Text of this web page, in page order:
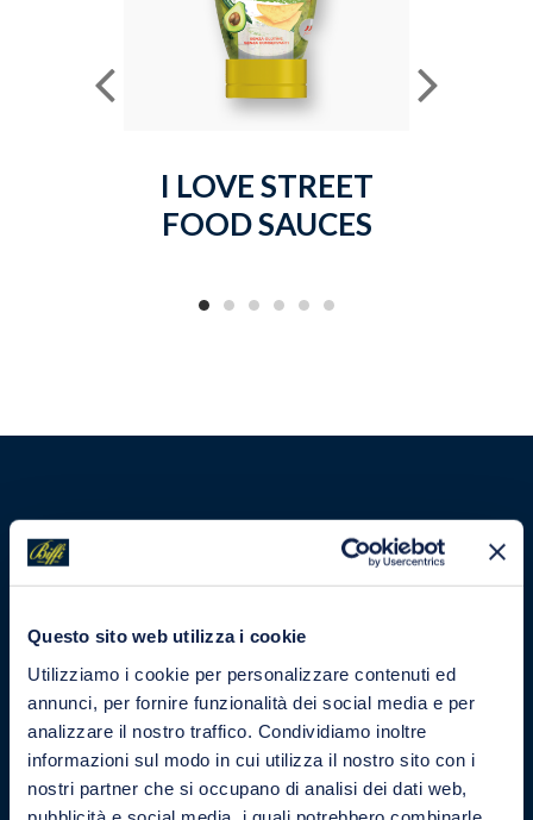
Questo sito web utilizza i cookie
Utilizziamo i cookie per personalizzare contenuti ed
annunci, per fornire funzionalità dei social media e per
analizzare il nostro traffico. Condividiamo inoltre
informazioni sul modo in cui utilizza il nostro sito con i
nostri partner che si occupano di analisi dei dati web,
I LOVE STREET
FOOD SAUCES